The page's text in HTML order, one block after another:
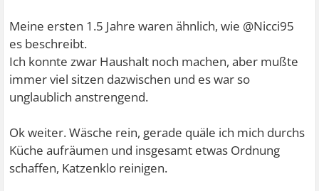
Meine ersten 1.5 Jahre waren ähnlich, wie @Nicci95
es beschreibt.
Ich konnte zwar Haushalt noch machen, aber mußte
immer viel sitzen dazwischen und es war so
unglaublich anstrengend.
Ok weiter. Wäsche rein, gerade quäle ich mich durchs
Küche aufräumen und insgesamt etwas Ordnung
schaffen, Katzenklo reinigen.